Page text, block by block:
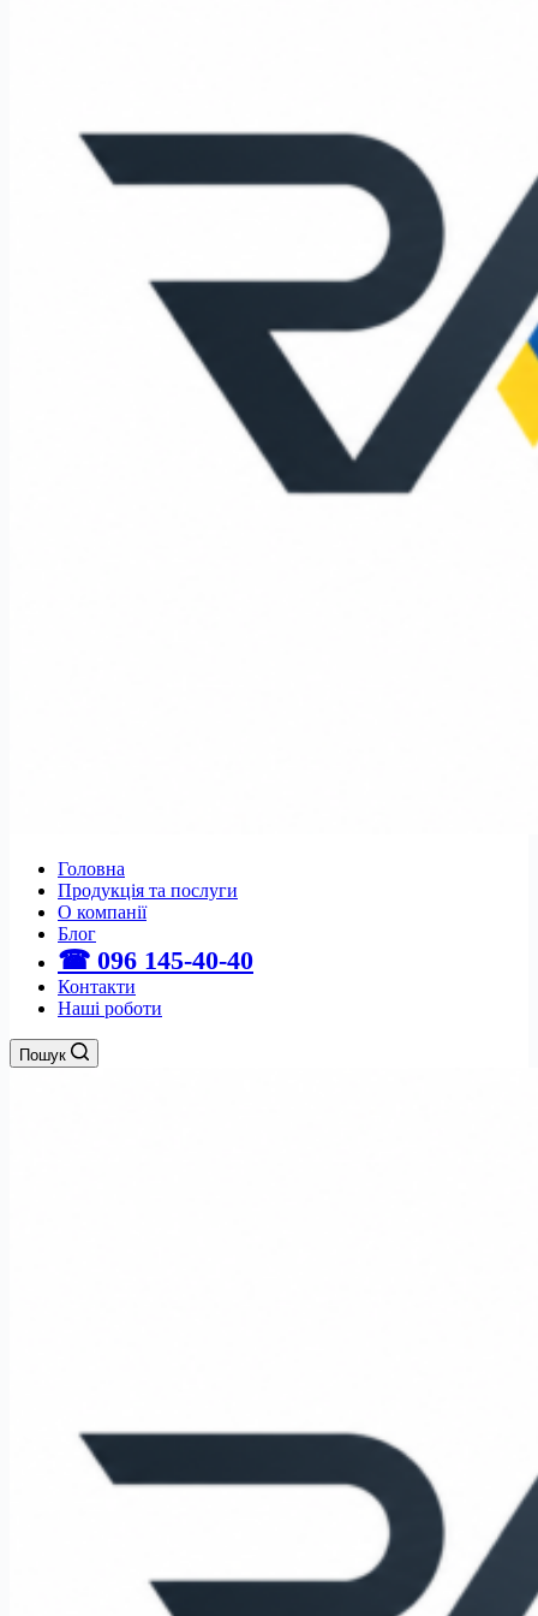
Головна
Продукція та послуги
О компанії
Блог
☎ 096 145-40-40
Контакти
Наші роботи
Пошук